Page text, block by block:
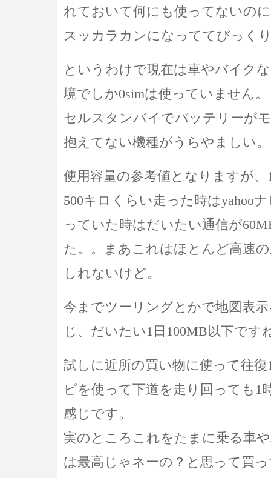
れておいて何にも使ってないの
スッカラカンになっててびっく
というわけで現在は車やバイク
境でしか0simは使っていません。
セルスタンバイでバッテリーが
抱えてない機種がうらやましい。
使用容量の参考値となりますが
500キロくらい走った時はyahooナ
っていた時はだいたい通信が
た。。まあこれはほとんど高速
しれないけど。
今までツーリングとかで地図表
じ、だいたい1日100MB以下です
試しに近所の買い物に使って往
ビを使って下道を走り回っても1
感じです。
実のところこれをたまに乗る車
は最高じゃネーの？と思って買